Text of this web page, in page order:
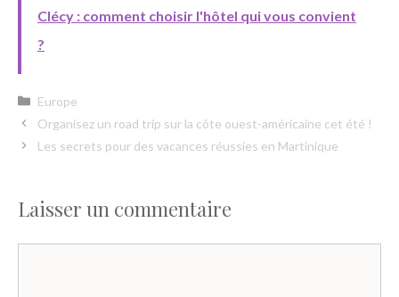
Clécy : comment choisir l'hôtel qui vous convient
?
Catégories
Europe
Organisez un road trip sur la côte ouest-américaine cet été !
Les secrets pour des vacances réussies en Martinique
Laisser un commentaire